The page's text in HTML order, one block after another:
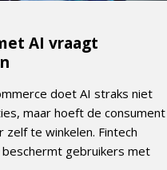
AI vraagt
doet AI straks niet
maar hoeft de consument
zelf te winkelen. Fintech
gebruikers met